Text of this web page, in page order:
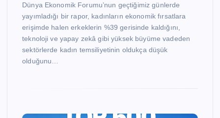
Dünya Ekonomik Forumu’nun geçtiğimiz günlerde
yayımladığı bir rapor, kadınların ekonomik fırsatlara
erişimde halen erkeklerin %39 gerisinde kaldığını,
teknoloji ve yapay zekâ gibi yüksek büyüme vadeden
sektörlerde kadın temsiliyetinin oldukça düşük
olduğunu…